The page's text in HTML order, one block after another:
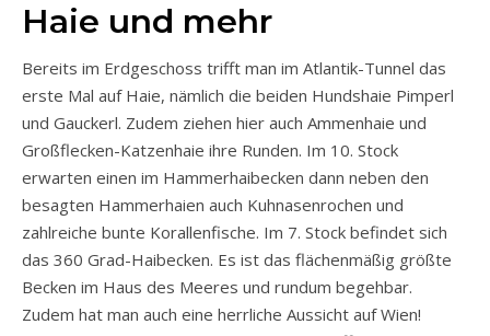
Haie und mehr
Bereits im Erdgeschoss trifft man im Atlantik-Tunnel das
erste Mal auf Haie, nämlich die beiden Hundshaie Pimperl
und Gauckerl. Zudem ziehen hier auch Ammenhaie und
Großflecken-Katzenhaie ihre Runden. Im 10. Stock
erwarten einen im Hammerhaibecken dann neben den
besagten Hammerhaien auch Kuhnasenrochen und
zahlreiche bunte Korallenfische. Im 7. Stock befindet sich
das 360 Grad-Haibecken. Es ist das flächenmäßig größte
Becken im Haus des Meeres und rundum begehbar.
Zudem hat man auch eine herrliche Aussicht auf Wien!